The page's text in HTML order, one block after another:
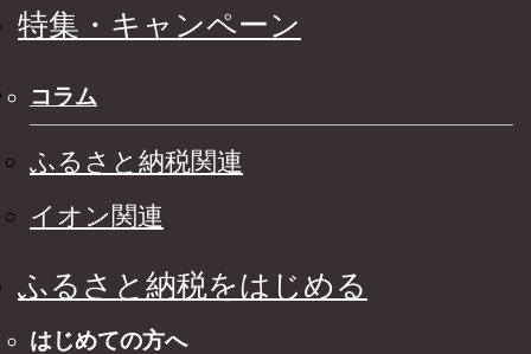
特集・キャンペーン
コラム
ふるさと納税関連
イオン関連
ふるさと納税をはじめる
はじめての方へ